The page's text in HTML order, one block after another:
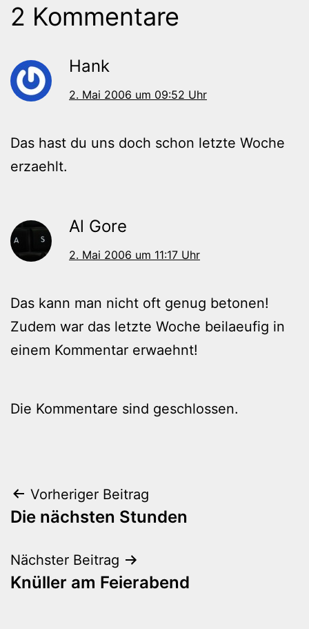
2 Kommentare
Hank
2. Mai 2006 um 09:52 Uhr
Das hast du uns doch schon letzte Woche
erzaehlt.
Al Gore
2. Mai 2006 um 11:17 Uhr
Das kann man nicht oft genug betonen!
Zudem war das letzte Woche beilaeufig in
einem Kommentar erwaehnt!
Die Kommentare sind geschlossen.
Beitragsnavigation
Vorheriger Beitrag
Die nächsten Stunden
Nächster Beitrag
Knüller am Feierabend